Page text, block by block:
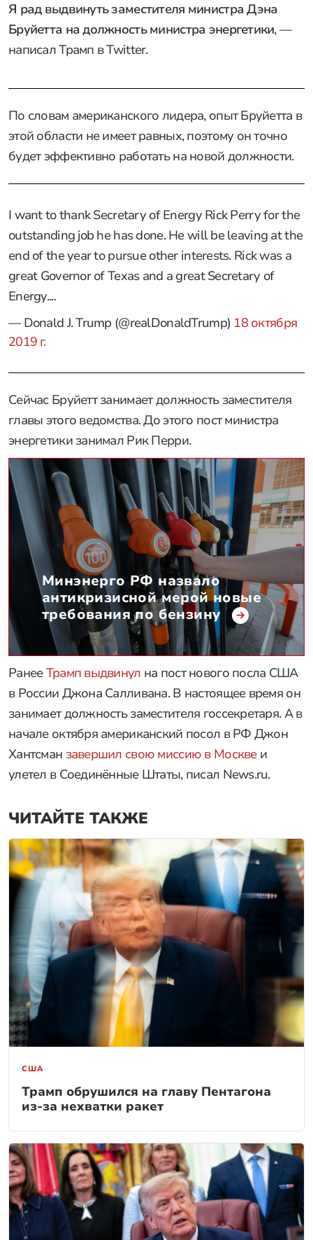
Я рад выдвинуть заместителя министра Дэна
Бруйетта на должность министра энергетики, —
написал Трамп в Twitter.
По словам американского лидера, опыт Бруйетта в
этой области не имеет равных, поэтому он точно
будет эффективно работать на новой должности.
I want to thank Secretary of Energy Rick Perry for the
outstanding job he has done. He will be leaving at the
end of the year to pursue other interests. Rick was a
great Governor of Texas and a great Secretary of
Energy....
— Donald J. Trump (@realDonaldTrump) 18 октября
2019 г.
Сейчас Бруйетт занимает должность заместителя
главы этого ведомства. До этого пост министра
энергетики занимал Рик Перри.
Минэнерго РФ назвало
антикризисной мерой новые
требования по бензину
РанееТрамп выдвинул на пост нового посла США
в России Джона Салливана. В настоящее время он
занимает должность заместителя госсекретаря. А в
начале октября американский посол в РФ Джон
Хантсман завершил свою миссию в Москвеи
улетел в Соединённые Штаты, писал News.ru.
ЧИТАЙТЕ ТАКЖЕ
США
Трамп обрушился на главу Пентагона
из-за нехватки ракет